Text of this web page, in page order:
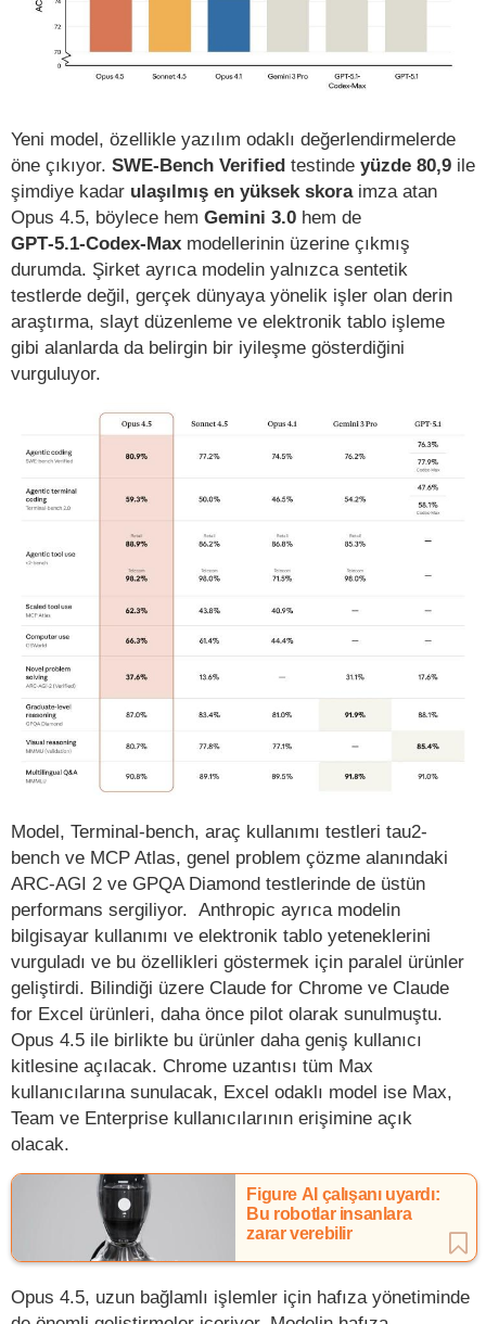
Yeni model, özellikle yazılım odaklı değerlendirmelerde
öne çıkıyor. SWE-Bench Verified testinde yüzde 80,9 ile
şimdiye kadar ulaşılmış en yüksek skoraimza atan
Opus 4.5, böylece hem Gemini 3.0 hem de
GPT‑5.1‑Codex‑Max modellerinin üzerine çıkmış
durumda. Şirket ayrıca modelin yalnızca sentetik
testlerde değil, gerçek dünyaya yönelik işler olan derin
araştırma, slayt düzenleme ve elektronik tablo işleme
gibi alanlarda da belirgin bir iyileşme gösterdiğini
vurguluyor.
Model, Terminal-bench, araç kullanımı testleri tau2-
bench ve MCP Atlas, genel problem çözme alanındaki
ARC-AGI 2 ve GPQA Diamond testlerinde de üstün
performans sergiliyor. Anthropic ayrıca modelin
bilgisayar kullanımı ve elektronik tablo yeteneklerini
vurguladı ve bu özellikleri göstermek için paralel ürünler
geliştirdi. Bilindiği üzere Claude for Chrome ve Claude
for Excel ürünleri, daha önce pilot olarak sunulmuştu.
Opus 4.5 ile birlikte bu ürünler daha geniş kullanıcı
kitlesine açılacak. Chrome uzantısı tüm Max
kullanıcılarına sunulacak, Excel odaklı model ise Max,
Team ve Enterprise kullanıcılarının erişimine açık
olacak.
Figure AI çalışanı uyardı:
Bu robotlar insanlara
zarar verebilir
Opus 4.5, uzun bağlamlı işlemler için hafıza yönetiminde